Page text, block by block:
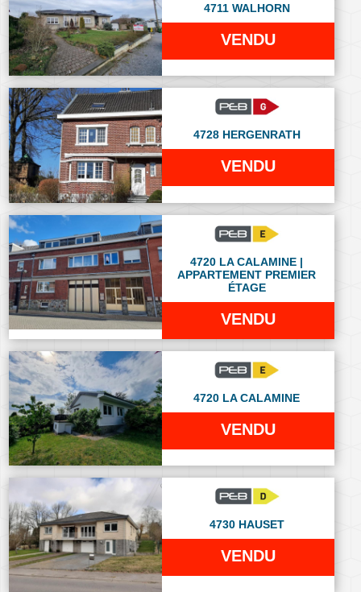
4711 WALHORN
VENDU
4728 HERGENRATH
VENDU
4720 LA CALAMINE |
APPARTEMENT PREMIER
ÉTAGE
VENDU
4720 LA CALAMINE
VENDU
4730 HAUSET
VENDU